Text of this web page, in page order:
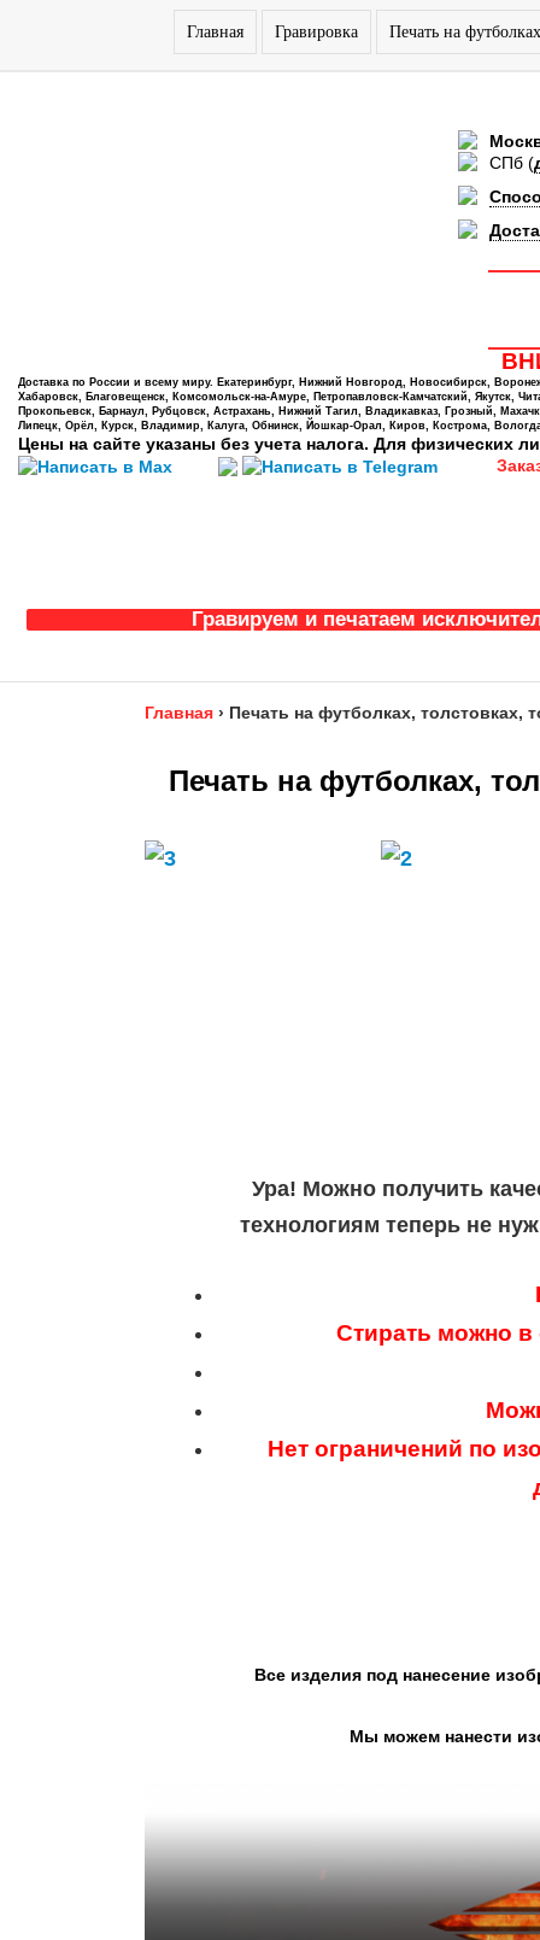
Главная Гравировка Печать на футболках
СПб (
Доставка по России и всему миру. Екатеринбург, Нижний Новгород, Новосибирск,
Хабаровск, Благовещенск, Комсомольск-на-Амуре, Петропавловск-Камчатский, Якутск,
Прокопьевск, Барнаул, Рубцовск, Астрахань, Нижний Тагил, Владикавказ, Грозный,
Липецк, Орёл, Курск, Владимир, Калуга, Обнинск, Йошкар-Орал, Киров, Кострома,
Цены на сайте указаны без учета налога. Для физических
Гравируем и печатаем
Главная › Печать на футболках, толстовках,
Печать на футболках,
Ура! Можно получить
технологиям теперь не
Стирать можно в
Нет ограничений по
Все изделия под нанесение
Мы можем нанести